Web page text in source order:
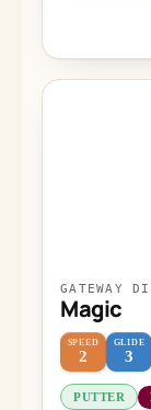
GATEWAY
Magic
SPEED
2
GLIDE
3
PUTTER